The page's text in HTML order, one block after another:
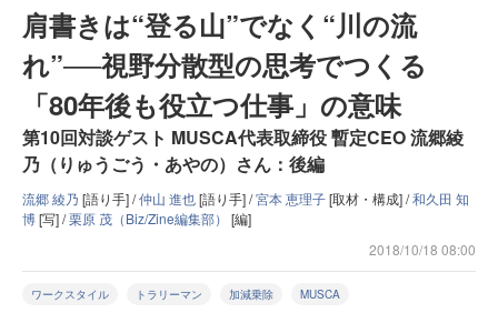
肩書きは“登る山”でなく“川の流
れ”──視野分散型の思考でつくる
「80年後も役立つ仕事」の意味
第10回対談ゲスト MUSCA代表取締役 暫定CEO 流郷綾
乃（りゅうごう・あやの）さん：後編
流郷 綾乃 [語り手] /仲山 進也[語り手] /宮本 恵理子[取材・構成] /和久田 知
博[写] /栗原 茂（Biz/Zine編集部） [編]
2018/10/18 08:00
ワークスタイル トラリーマン 加減乗除 MUSCA